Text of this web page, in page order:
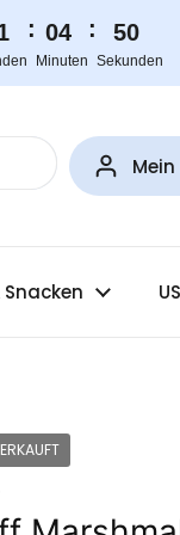
: 04
Minuten
: 50
Sekunden